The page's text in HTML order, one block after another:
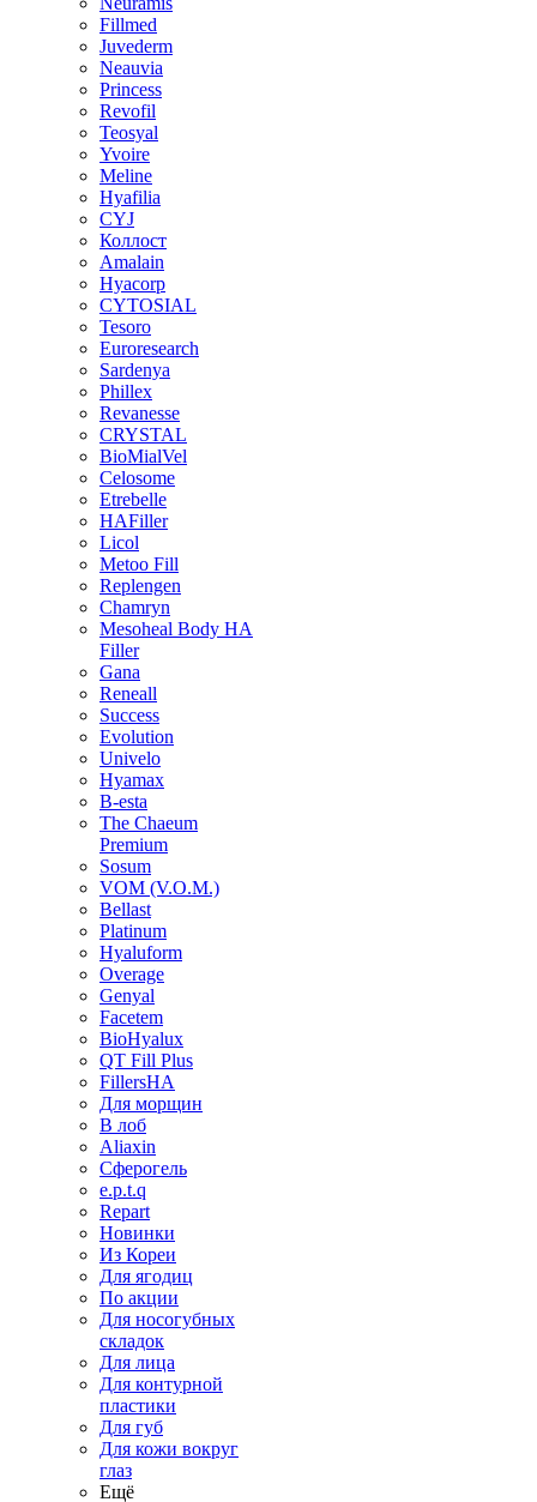
Fillmed
Juvederm
Neauvia
Princess
Revofil
Teosyal
Yvoire
Meline
Hyafilia
CYJ
Коллост
Amalain
Hyacorp
CYTOSIAL
Tesoro
Euroresearch
Sardenya
Phillex
Revanesse
CRYSTAL
BioMialVel
Celosome
Etrebelle
HAFiller
Licol
Metoo Fill
Replengen
Chamryn
Mesoheal Body HA
Filler
Gana
Reneall
Success
Evolution
Univelo
Hyamax
B-esta
The Chaeum
Premium
Sosum
VOM (V.O.M.)
Bellast
Platinum
Hyaluform
Overage
Genyal
Facetem
BioHyalux
QT Fill Plus
FillersHA
Для морщин
В лоб
Aliaxin
Сферогель
e.p.t.q
Repart
Новинки
Из Кореи
Для ягодиц
По акции
Для носогубных
складок
Для лица
Для контурной
пластики
Для губ
Для кожи вокруг
глаз
Ещё